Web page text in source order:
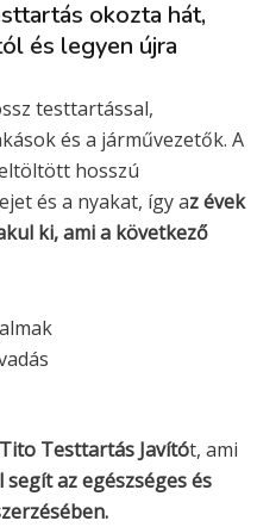
okozta hát,
és legyen újra
testtartással,
és a járművezetők. A
hosszú
és a nyakat, így az évek
ki, ami a következő
Tito Testtartás Javítót, ami
az egészséges és